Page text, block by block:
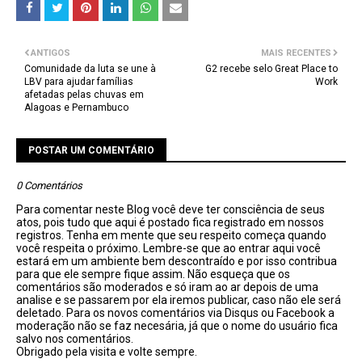
MAIS RECENTES
G2 recebe selo Great Place to
Work
ANTIGOS
Comunidade da luta se une à
LBV para ajudar famílias
afetadas pelas chuvas em
Alagoas e Pernambuco
POSTAR UM COMENTÁRIO
0 Comentários
Para comentar neste Blog você deve ter consciência de seus
atos, pois tudo que aqui é postado fica registrado em nossos
registros. Tenha em mente que seu respeito começa quando
você respeita o próximo. Lembre-se que ao entrar aqui você
estará em um ambiente bem descontraído e por isso contribua
para que ele sempre fique assim. Não esqueça que os
comentários são moderados e só iram ao ar depois de uma
analise e se passarem por ela iremos publicar, caso não ele será
deletado. Para os novos comentários via Disqus ou Facebook a
moderação não se faz necesária, já que o nome do usuário fica
salvo nos comentários.
Obrigado pela visita e volte sempre.